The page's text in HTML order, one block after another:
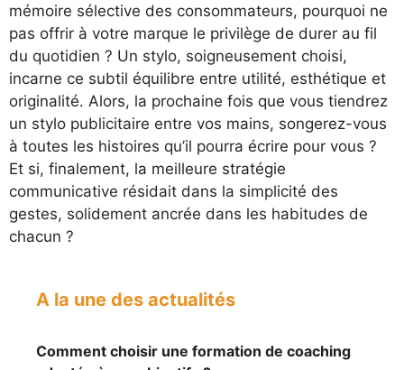
mémoire sélective des consommateurs, pourquoi ne
pas offrir à votre marque le privilège de durer au fil
du quotidien ? Un stylo, soigneusement choisi,
incarne ce subtil équilibre entre utilité, esthétique et
originalité. Alors, la prochaine fois que vous tiendrez
un stylo publicitaire entre vos mains, songerez-vous
à toutes les histoires qu’il pourra écrire pour vous ?
Et si, finalement, la meilleure stratégie
communicative résidait dans la simplicité des
gestes, solidement ancrée dans les habitudes de
chacun ?
A la une des actualités
Comment choisir une formation de coaching